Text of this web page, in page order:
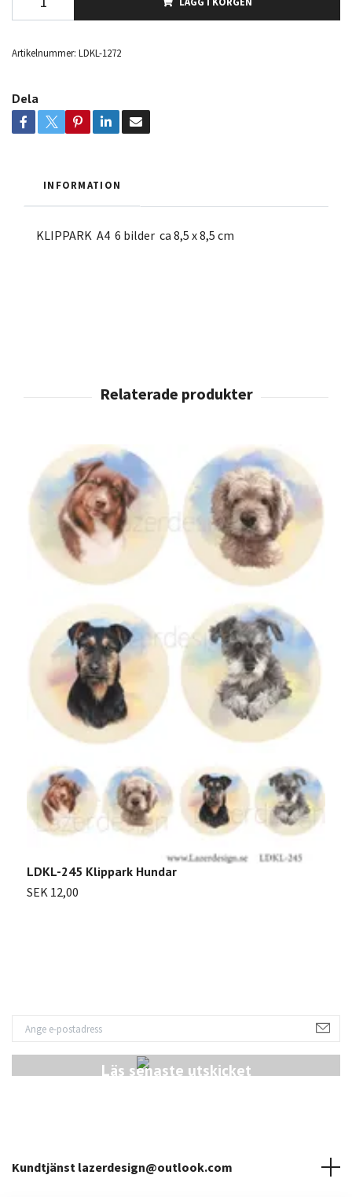
Läs senaste utskicket
Artikelnummer: LDKL-1272
Dela
INFORMATION
KLIPPARK A4 6 bilder ca 8,5 x 8,5 cm
LDKL-245 Klippark Hundar
SEK 12,00
Kundtjänst lazerdesign@outlook.com